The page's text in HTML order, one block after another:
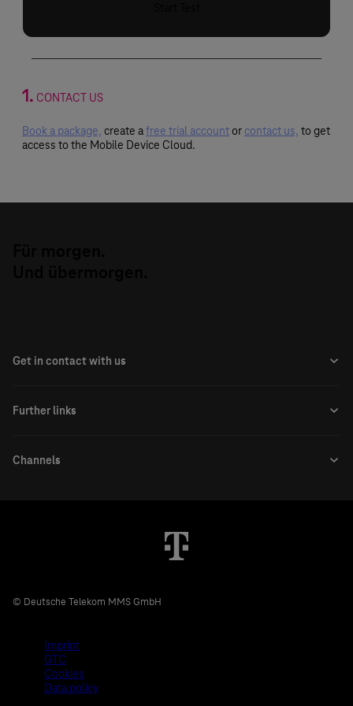
1. CONTACT US
Book a package, create afree trial accountor contact us, to get
access to the Mobile Device Cloud.
© Deutsche Telekom MMS GmbH
Imprint
GTC
Cookies
Data policy